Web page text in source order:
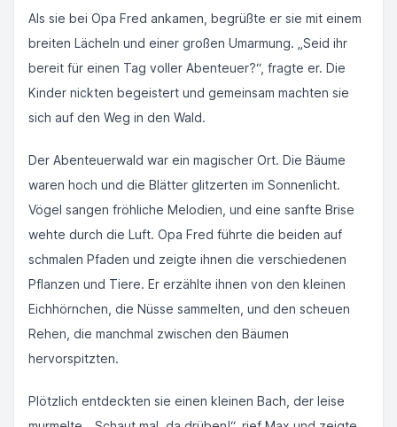
Als sie bei Opa Fred ankamen, begrüßte er sie mit einem
breiten Lächeln und einer großen Umarmung. „Seid ihr
bereit für einen Tag voller Abenteuer?“, fragte er. Die
Kinder nickten begeistert und gemeinsam machten sie
sich auf den Weg in den Wald.
Der Abenteuerwald war ein magischer Ort. Die Bäume
waren hoch und die Blätter glitzerten im Sonnenlicht.
Vögel sangen fröhliche Melodien, und eine sanfte Brise
wehte durch die Luft. Opa Fred führte die beiden auf
schmalen Pfaden und zeigte ihnen die verschiedenen
Pflanzen und Tiere. Er erzählte ihnen von den kleinen
Eichhörnchen, die Nüsse sammelten, und den scheuen
Rehen, die manchmal zwischen den Bäumen
hervorspitzten.
Plötzlich entdeckten sie einen kleinen Bach, der leise